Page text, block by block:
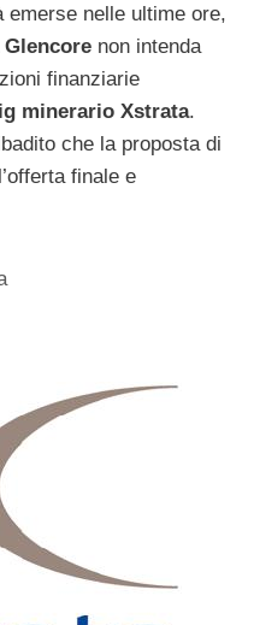
emerse nelle ultime ore,
Glencore non intenda
finanziarie
minerario Xstrata.
che la proposta di
finale e